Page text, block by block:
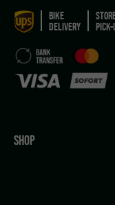
BIKE
DELIVERY
PICK-
SHOP